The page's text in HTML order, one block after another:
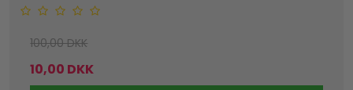
100,00 DKK
10,00 DKK